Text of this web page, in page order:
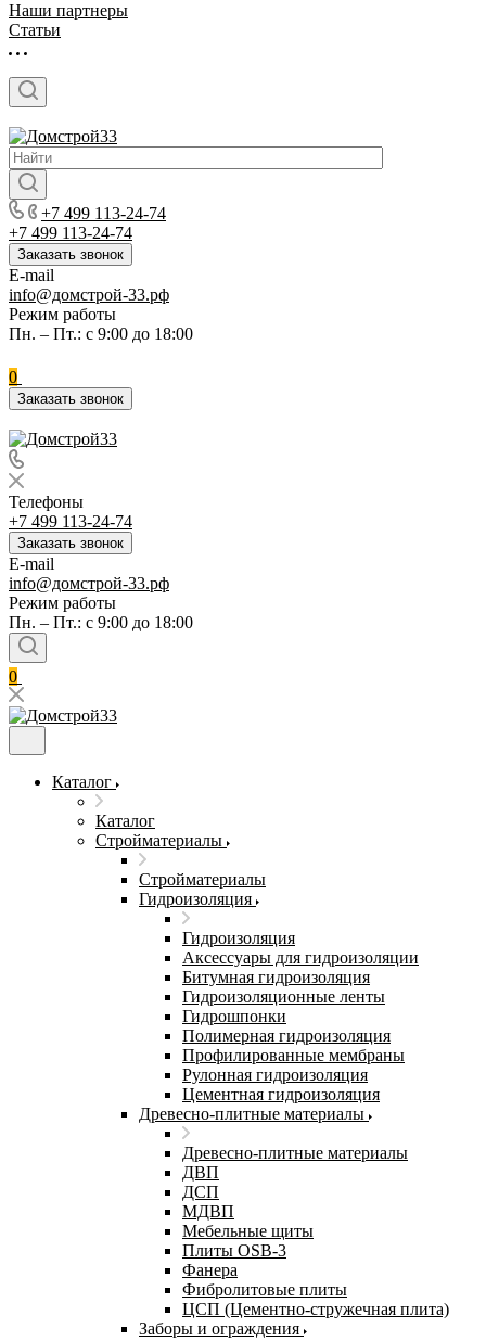
Наши партнеры
Статьи
+7 499 113-24-74
+7 499 113-24-74
Заказать звонок
E-mail
info@домстрой-33.рф
Режим работы
Пн. – Пт.: с 9:00 до 18:00
0
Заказать звонок
Телефоны
+7 499 113-24-74
Заказать звонок
E-mail
info@домстрой-33.рф
Режим работы
Пн. – Пт.: с 9:00 до 18:00
0
Каталог
Каталог
Стройматериалы
Стройматериалы
Гидроизоляция
Гидроизоляция
Аксессуары для гидроизоляции
Битумная гидроизоляция
Гидроизоляционные ленты
Гидрошпонки
Полимерная гидроизоляция
Профилированные мембраны
Рулонная гидроизоляция
Цементная гидроизоляция
Древесно-плитные материалы
Древесно-плитные материалы
ДВП
ДСП
МДВП
Мебельные щиты
Плиты OSB-3
Фанера
Фибролитовые плиты
ЦСП (Цементно-стружечная плита)
Заборы и ограждения